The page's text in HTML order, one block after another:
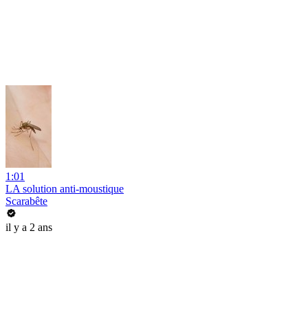
1:01
LA solution anti-moustique
Scarabête
il y a 2 ans